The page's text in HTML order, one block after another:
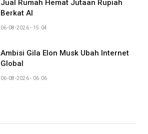
Jual Rumah Hemat Jutaan Rupiah
Berkat AI
06-08-2026 - 15.04
Ambisi Gila Elon Musk Ubah Internet
Global
06-08-2026 - 06.06